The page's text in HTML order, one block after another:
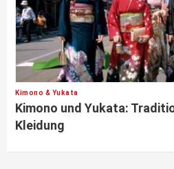
Kimono & Yukata
Kimono und Yukata:
Kleidung